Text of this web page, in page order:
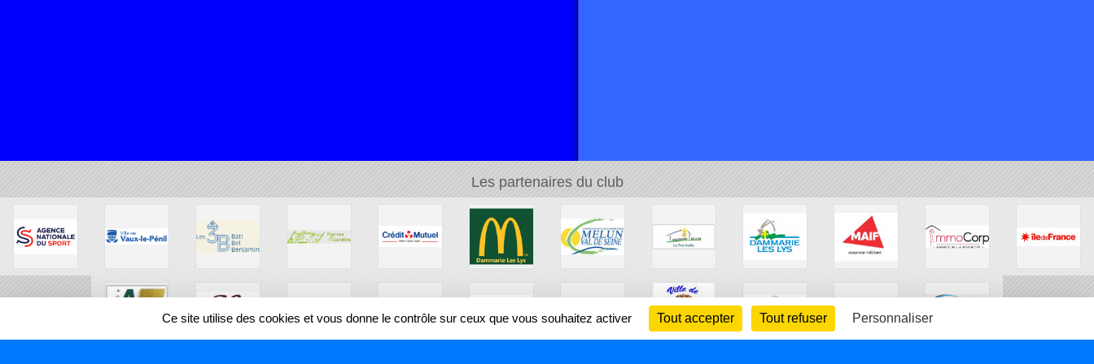
Les partenaires du club
Ce site utilise des cookies et vous donne le contrôle sur ceux que vous souhaitez activer Tout accepter Tout refuser Personnaliser